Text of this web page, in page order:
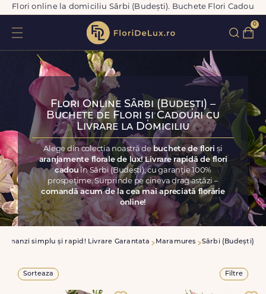
Flori online la domiciliu Sârbi (Budești). Buchete Flori Cadou
0
Flori Online Sârbi (Budești) –
Buchete de Flori și Cadouri cu
Livrare la Domiciliu
Alege din colecția noastră de buchete de floriși
aranjamente florale de lux! Livrare rapidă de flori
cadou în Sârbi (Budești), cu garanție 100%
prospețime. Surprinde pe cineva drag astăzi –
comandă acum de la cea mai apreciată florărie
online!
simplu și rapid! Livrare Garantata Maramures Sârbi (Budești)
Sorteaza Filtre